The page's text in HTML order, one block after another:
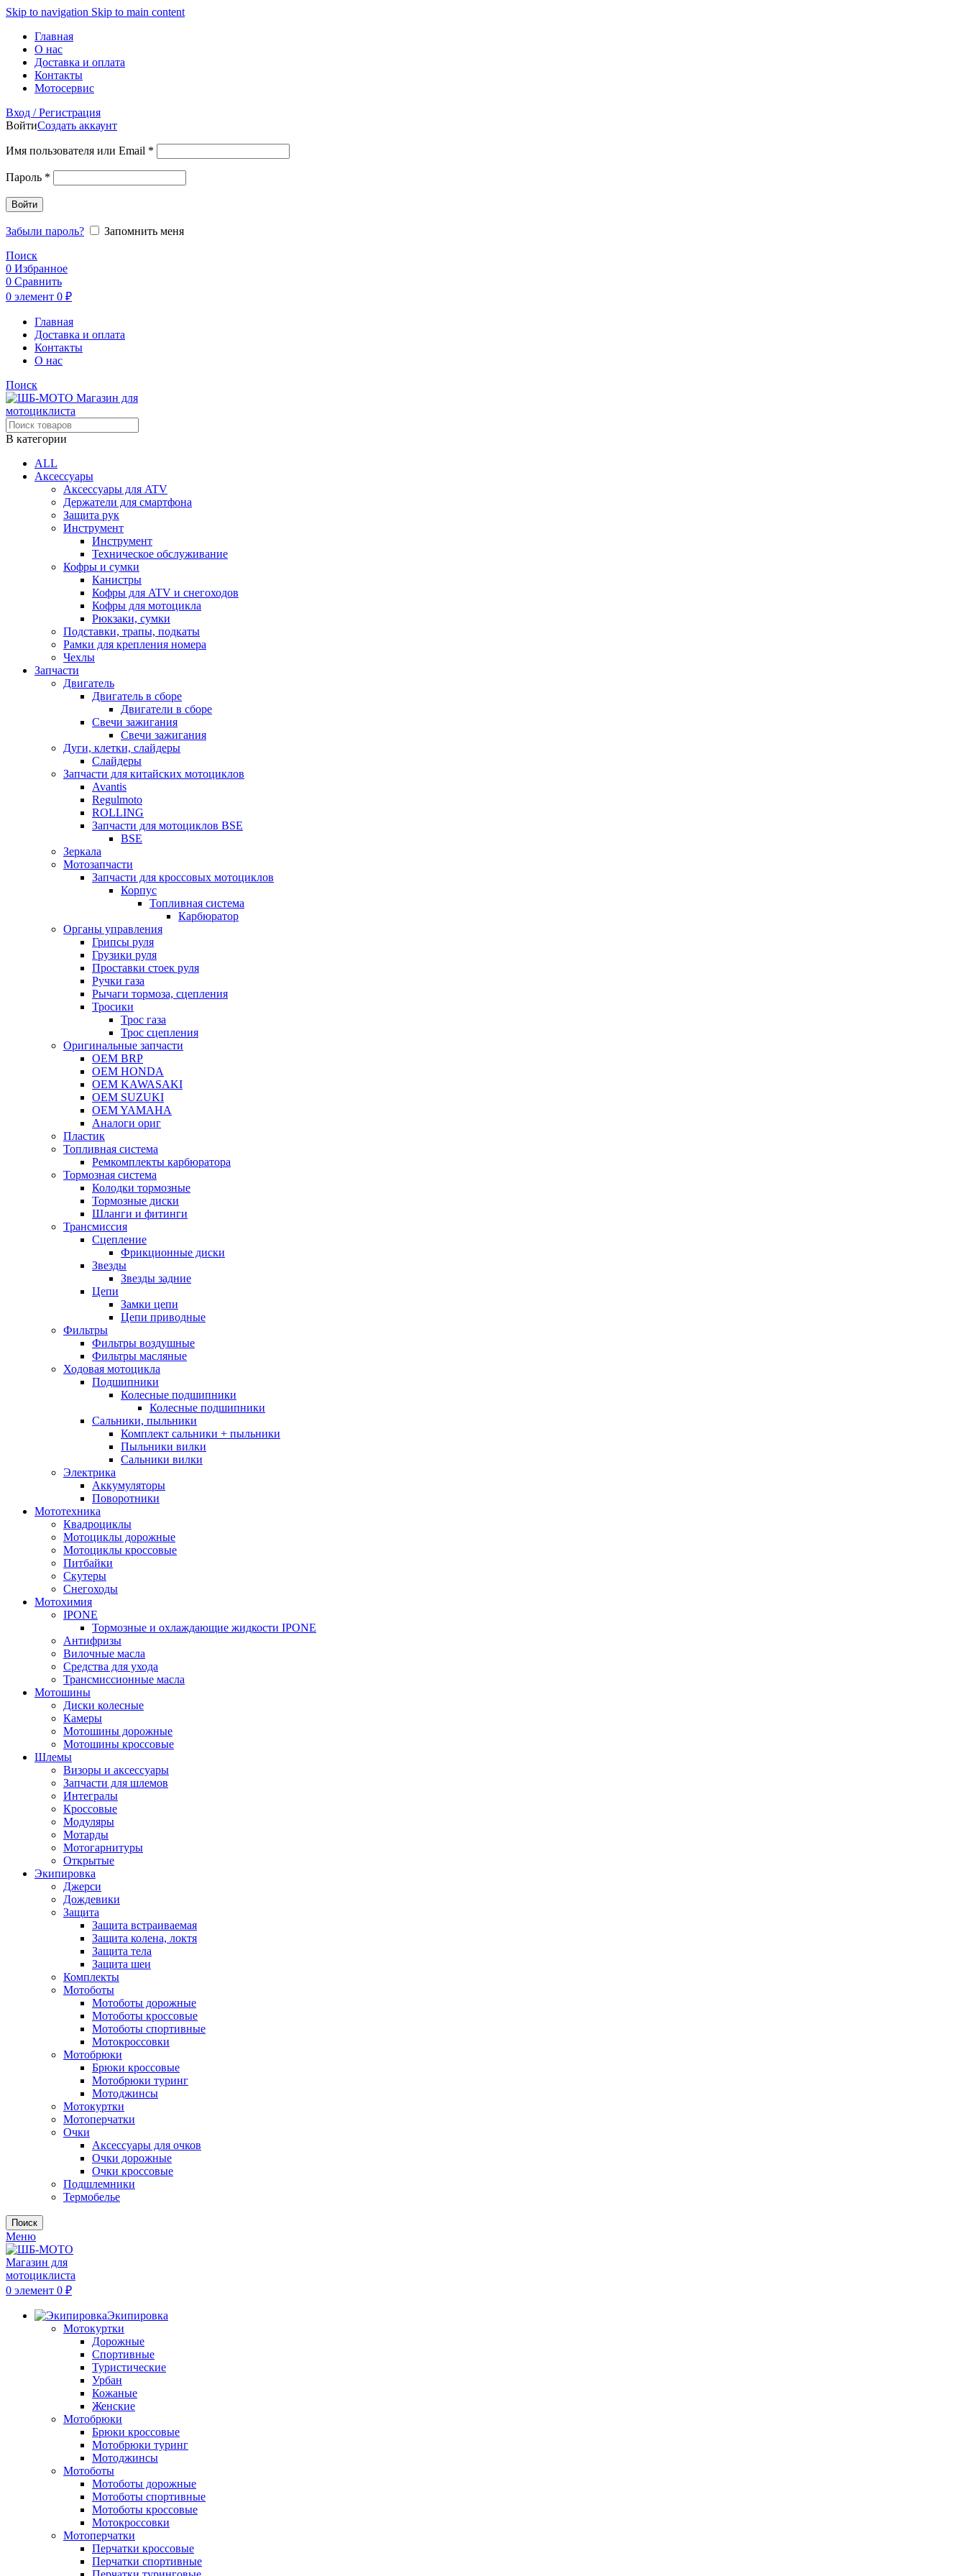
Skip to navigation Skip to main content
Главная
О нас
Доставка и оплата
Контакты
Мотосервис
Вход / Регистрация
ВойтиСоздать аккаунт
Имя пользователя или Email *
Пароль *
Войти
Забыли пароль?
Запомнить меня
Поиск
0 Избранное
0 Сравнить
0 элемент 0 ₽
Главная
Доставка и оплата
Контакты
О нас
Поиск
В категории
ALL
Аксессуары
Аксессуары для ATV
Держатели для смартфона
Защита рук
Инструмент
Инструмент
Техническое обслуживание
Кофры и сумки
Канистры
Кофры для ATV и снегоходов
Кофры для мотоцикла
Рюкзаки, сумки
Подставки, трапы, подкаты
Рамки для крепления номера
Чехлы
Запчасти
Двигатель
Двигатель в сборе
Двигатели в сборе
Свечи зажигания
Свечи зажигания
Дуги, клетки, слайдеры
Слайдеры
Запчасти для китайских мотоциклов
Avantis
Regulmoto
ROLLING
Запчасти для мотоциклов BSE
BSE
Зеркала
Мотозапчасти
Запчасти для кроссовых мотоциклов
Корпус
Топливная система
Карбюратор
Органы управления
Грипсы руля
Грузики руля
Проставки стоек руля
Ручки газа
Рычаги тормоза, сцепления
Тросики
Трос газа
Трос сцепления
Оригинальные запчасти
OEM BRP
OEM HONDA
OEM KAWASAKI
OEM SUZUKI
OEM YAMAHA
Аналоги ориг
Пластик
Топливная система
Ремкомплекты карбюратора
Тормозная система
Колодки тормозные
Тормозные диски
Шланги и фитинги
Трансмиссия
Cцепление
Фрикционные диски
Звезды
Звезды задние
Цепи
Замки цепи
Цепи приводные
Фильтры
Фильтры воздушные
Фильтры масляные
Ходовая мотоцикла
Подшипники
Колесные подшипники
Колесные подшипники
Сальники, пыльники
Комплект сальники + пыльники
Пыльники вилки
Сальники вилки
Электрика
Аккумуляторы
Поворотники
Мототехника
Квадроциклы
Мотоциклы дорожные
Мотоциклы кроссовые
Питбайки
Скутеры
Снегоходы
Мотохимия
IPONE
Тормозные и охлаждающие жидкости IPONE
Антифризы
Вилочные масла
Средства для ухода
Трансмиссионные масла
Мотошины
Диски колесные
Камеры
Мотошины дорожные
Мотошины кроссовые
Шлемы
Визоры и аксессуары
Запчасти для шлемов
Интегралы
Кроссовые
Модуляры
Мотарды
Мотогарнитуры
Открытые
Экипировка
Джерси
Дождевики
Защита
Защита встраиваемая
Защита колена, локтя
Защита тела
Защита шеи
Комплекты
Мотоботы
Мотоботы дорожные
Мотоботы кроссовые
Мотоботы спортивные
Мотокроссовки
Мотобрюки
Брюки кроссовые
Мотобрюки туринг
Мотоджинсы
Мотокуртки
Мотоперчатки
Очки
Аксессуары для очков
Очки дорожные
Очки кроссовые
Подшлемники
Термобелье
Поиск
Меню
0 элемент 0 ₽
Экипировка
Мотокуртки
Дорожные
Спортивные
Туристические
Урбан
Кожаные
Женские
Мотобрюки
Брюки кроссовые
Мотобрюки туринг
Мотоджинсы
Мотоботы
Мотоботы дорожные
Мотоботы спортивные
Мотоботы кроссовые
Мотокроссовки
Мотоперчатки
Перчатки кроссовые
Перчатки спортивные